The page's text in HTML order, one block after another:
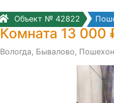
Объект № 42822
Комната 13 000
Вологда, Бывалово,